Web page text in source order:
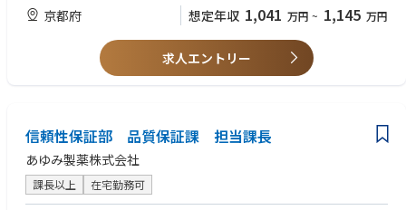
【学歴】
4年制理系大学卒以上
不問
【経験企業(業種、規模等）】
製薬企業、CRO（開発担当の経験、グローバル経験はベター）、アカデミ
ア
京都府 想定年収 1,041 万円 ~ 1,145 万円
求人エントリー
信頼性保証部 品質保証課 担当課長
あゆみ製薬株式会社
課長以上 在宅勤務可